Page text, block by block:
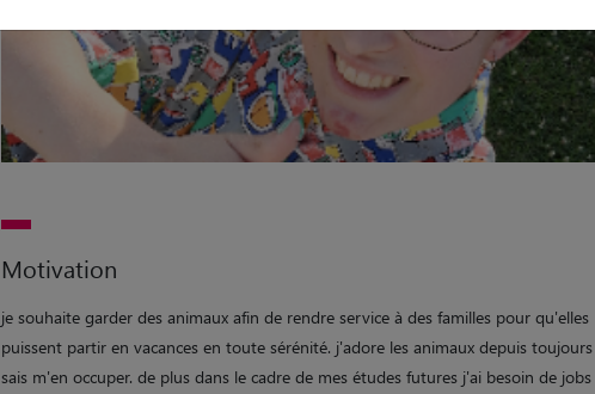
Motivation
je souhaite garder des animaux afin de rendre service à des familles pour qu'elles
puissent partir en vacances en toute sérénité. j'adore les animaux depuis
sais m'en occuper. de plus dans le cadre de mes études futures j'ai besoin de